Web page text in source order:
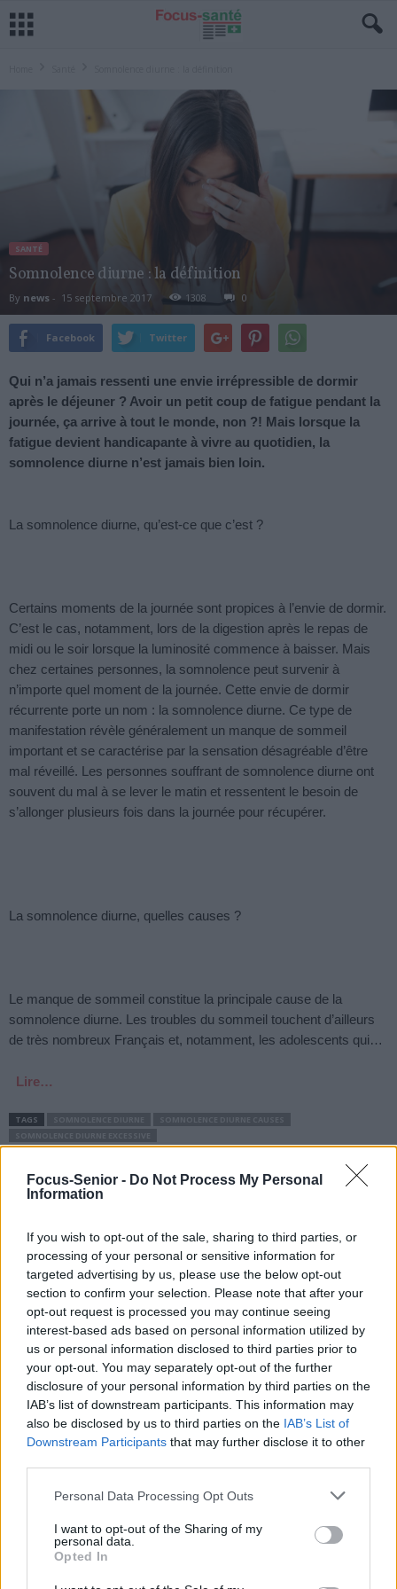
Focus-Senior - Do Not Process My Personal
Information
If you wish to opt-out of the sale, sharing to third parties, or
processing of your personal or sensitive information for
targeted advertising by us, please use the below opt-out
section to confirm your selection. Please note that after your
opt-out request is processed you may continue seeing
interest-based ads based on personal information utilized by
us or personal information disclosed to third parties prior to
your opt-out. You may separately opt-out of the further
disclosure of your personal information by third parties on the
IAB’s list of downstream participants. This information may
also be disclosed by us to third parties on the IAB’s List of
Downstream Participants that may further disclose it to other
Personal Data Processing Opt Outs
I want to opt-out of the Sharing of my
personal data.
Opted In
SANTÉ
Somnolence diurne : la définition
By news - 15 septembre 2017 1308 0
Facebook Twitter
Qui n’a jamais ressenti une envie irrépressible de dormir
après le déjeuner ? Avoir un petit coup de fatigue pendant la
journée, ça arrive à tout le monde, non ?! Mais lorsque la
fatigue devient handicapante à vivre au quotidien, la
somnolence diurne n’est jamais bien loin.
La somnolence diurne, qu’est-ce que c’est ?
Certains moments de la journée sont propices à l’envie de dormir.
C’est le cas, notamment, lors de la digestion après le repas de
midi ou le soir lorsque la luminosité commence à baisser. Mais
chez certaines personnes, la somnolence peut survenir à
n’importe quel moment de la journée. Cette envie de dormir
récurrente porte un nom : la somnolence diurne. Ce type de
manifestation révèle généralement un manque de sommeil
important et se caractérise par la sensation désagréable d’être
mal réveillé. Les personnes souffrant de somnolence diurne ont
souvent du mal à se lever le matin et ressentent le besoin de
s’allonger plusieurs fois dans la journée pour récupérer.
La somnolence diurne, quelles causes ?
Le manque de sommeil constitue la principale cause de la
somnolence diurne. Les troubles du sommeil touchent d’ailleurs
de très nombreux Français et, notamment, les adolescents qui…
Lire…
TAGS
Previous article
Sommeil : les boissons à
Next article
ménopause : une
alternative naturelle
news
RELATED ARTICLES MORE FROM AUTHOR
Sieste après 65 ans : la
Ménopause et